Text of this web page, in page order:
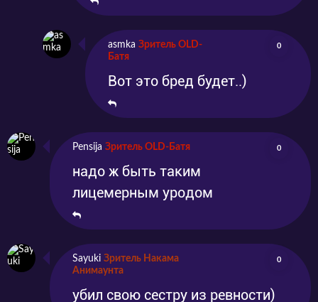
asmka Зритель OLD-
Батя
0
Вот это бред будет..)
Pensija Зритель OLD-Батя 0
надо ж быть таким
лицемерным уродом
Sayuki Зритель Накама
Анимаунта
0
убил свою сестру из ревности)